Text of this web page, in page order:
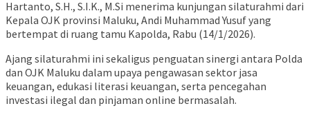
Hartanto, S.H., S.I.K., M.Si menerima kunjungan silaturahmi dari
Kepala OJK provinsi Maluku, Andi Muhammad Yusuf yang
bertempat di ruang tamu Kapolda, Rabu (14/1/2026).
Ajang silaturahmi ini sekaligus penguatan sinergi antara Polda
dan OJK Maluku dalam upaya pengawasan sektor jasa
keuangan, edukasi literasi keuangan, serta pencegahan
investasi ilegal dan pinjaman online bermasalah.